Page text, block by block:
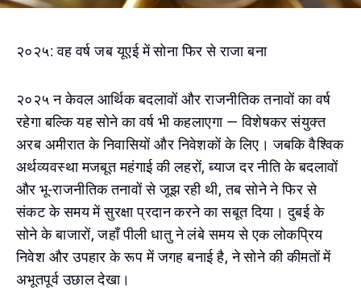
२०२५: वह वर्ष जब यूएई में सोना फिर से राजा बना
२०२५ न केवल आर्थिक बदलावों और राजनीतिक तनावों का वर्ष
रहेगा बल्कि यह सोने का वर्ष भी कहलाएगा — विशेषकर संयुक्त
अरब अमीरात के निवासियों और निवेशकों के लिए। जबकि वैश्विक
अर्थव्यवस्था मजबूत महंगाई की लहरों, ब्याज दर नीति के बदलावों
और भू-राजनीतिक तनावों से जूझ रही थी, तब सोने ने फिर से
संकट के समय में सुरक्षा प्रदान करने का सबूत दिया। दुबई के
सोने के बाजारों, जहाँ पीली धातु ने लंबे समय से एक लोकप्रिय
निवेश और उपहार के रूप में जगह बनाई है, ने सोने की कीमतों में
अभूतपूर्व उछाल देखा।